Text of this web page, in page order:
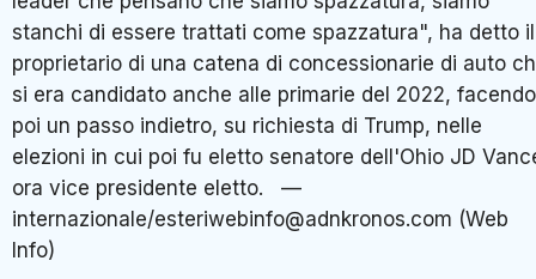
stanchi di essere trattati come spazzatura", ha detto il
proprietario di una catena di concessionarie di auto
si era candidato anche alle primarie del 2022, facendo
poi un passo indietro, su richiesta di Trump, nelle
elezioni in cui poi fu eletto senatore dell'Ohio JD
ora vice presidente eletto. —
internazionale/esteriwebinfo@adnkronos.com (Web
Info)